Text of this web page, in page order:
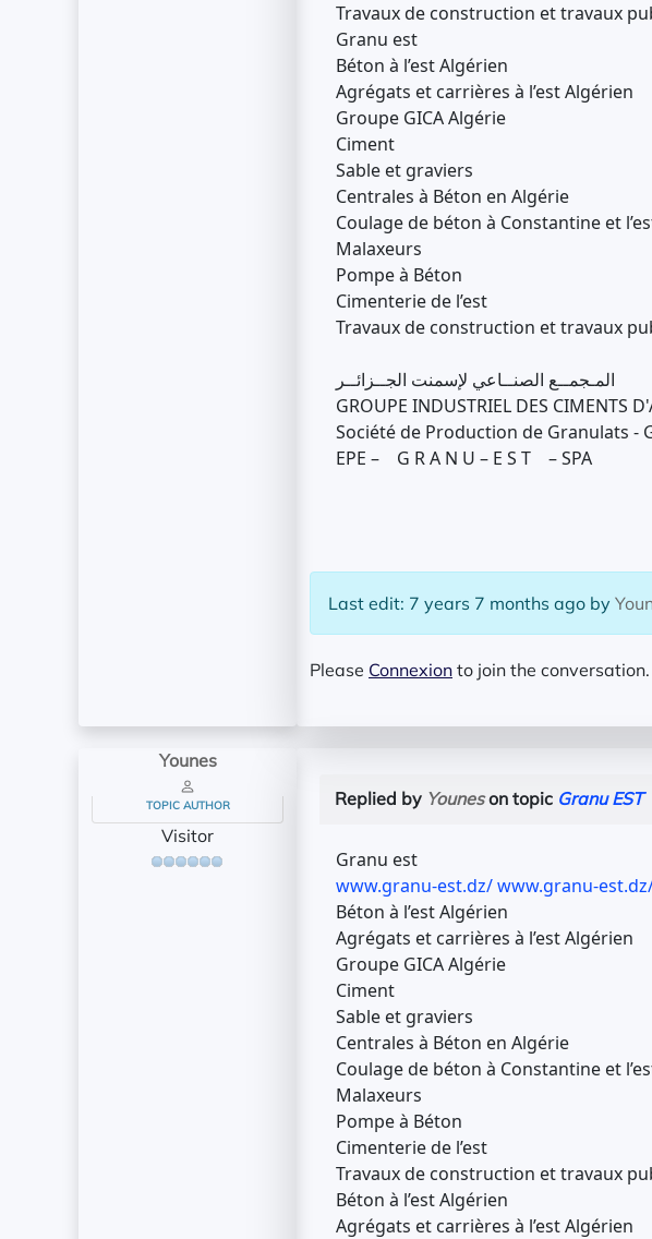
Travaux de construction et travaux
Granu est
Béton à l’est Algérien
Agrégats et carrières à l’est Algérien
Groupe GICA Algérie
Ciment
Sable et graviers
Centrales à Béton en Algérie
Coulage de béton à Constantine et
Malaxeurs
Pompe à Béton
Cimenterie de l’est
Travaux de construction et travaux
GROUPE INDUSTRIEL DES CIMENTS
Société de Production de Granulats -
EPE – G R A N U – E S T – SPA
Last edit: 7 years 7 months ago by
Please Connexion to join the conversation.
Younes
TOPIC AUTHOR
Visitor
Replied by Youneson topic Granu EST
Granu est
www.granu-est.dz/www.granu-
Béton à l’est Algérien
Agrégats et carrières à l’est Algérien
Groupe GICA Algérie
Ciment
Sable et graviers
Centrales à Béton en Algérie
Coulage de béton à Constantine et
Malaxeurs
Pompe à Béton
Cimenterie de l’est
Travaux de construction et travaux
Béton à l’est Algérien
Agrégats et carrières à l’est Algérien